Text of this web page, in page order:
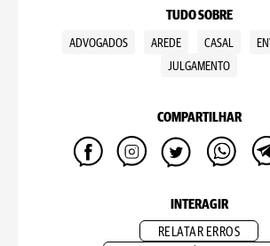
TUDO SOBRE
ADVOGADOS AREDE CASAL
JULGAMENTO
COMPARTILHAR
INTERAGIR
RELATAR ERROS